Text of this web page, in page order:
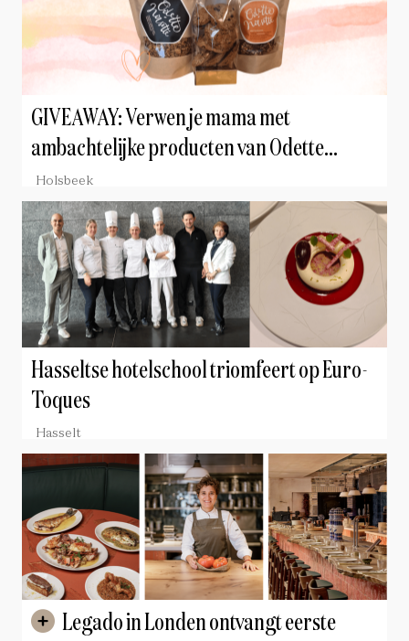
GIVEAWAY: Verwen je mama met
ambachtelijke producten van Odette
Noisette
Holsbeek
Hasseltse hotelschool triomfeert op Euro-
Toques
Hasselt